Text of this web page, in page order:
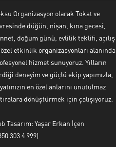
Organizasyon olarak Tokat ve
düğün, nişan, kına gecesi,
doğum günü, evlilik teklifi, açılış
etkinlik organizasyonları alanında
hizmet sunuyoruz. Yılların
deneyim ve güçlü ekip yapımızla,
en özel anlarını unutulmaz
dönüştürmek için çalışıyoruz.
Tasarım: Yaşar Erkan İçen
303 4 999)
Bekir Kiper
Cevap Yaz